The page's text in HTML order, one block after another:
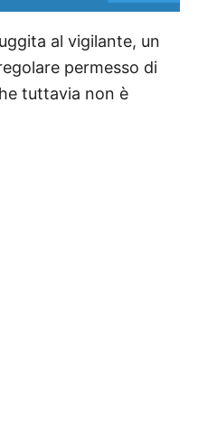
al vigilante, un
permesso di
tuttavia non è